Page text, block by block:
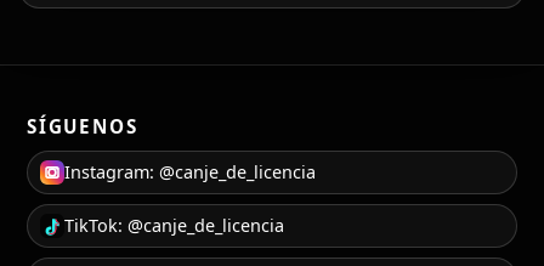
SÍGUENOS
Instagram: @canje_de_licencia
TikTok: @canje_de_licencia